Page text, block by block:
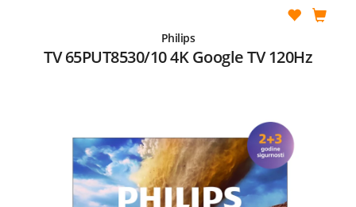
Philips
TV 65PUT8530/10 4K Google TV 120Hz